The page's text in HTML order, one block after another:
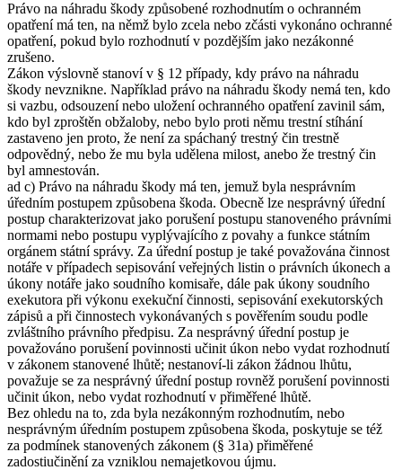
Právo na náhradu škody způsobené rozhodnutím o ochranném
opatření má ten, na němž bylo zcela nebo zčásti vykonáno ochranné
opatření, pokud bylo rozhodnutí v pozdějším jako nezákonné
zrušeno.
Zákon výslovně stanoví v § 12 případy, kdy právo na náhradu
škody nevznikne. Například právo na náhradu škody nemá ten, kdo
si vazbu, odsouzení nebo uložení ochranného opatření zavinil sám,
kdo byl zproštěn obžaloby, nebo bylo proti němu trestní stíhání
zastaveno jen proto, že není za spáchaný trestný čin trestně
odpovědný, nebo že mu byla udělena milost, anebo že trestný čin
byl amnestován.
ad c) Právo na náhradu škody má ten, jemuž byla nesprávním
úředním postupem způsobena škoda. Obecně lze nesprávný úřední
postup charakterizovat jako porušení postupu stanoveného právními
normami nebo postupu vyplývajícího z povahy a funkce státním
orgánem státní správy. Za úřední postup je také považována činnost
notáře v případech sepisování veřejných listin o právních úkonech a
úkony notáře jako soudního komisaře, dále pak úkony soudního
exekutora při výkonu exekuční činnosti, sepisování exekutorských
zápisů a při činnostech vykonávaných s pověřením soudu podle
zvláštního právního předpisu. Za nesprávný úřední postup je
považováno porušení povinnosti učinit úkon nebo vydat rozhodnutí
v zákonem stanovené lhůtě; nestanoví-li zákon žádnou lhůtu,
považuje se za nesprávný úřední postup rovněž porušení povinnosti
učinit úkon, nebo vydat rozhodnutí v přiměřené lhůtě.
Bez ohledu na to, zda byla nezákonným rozhodnutím, nebo
nesprávným úředním postupem způsobena škoda, poskytuje se též
za podmínek stanovených zákonem (§ 31a) přiměřené
zadostiučinění za vzniklou nemajetkovou újmu.